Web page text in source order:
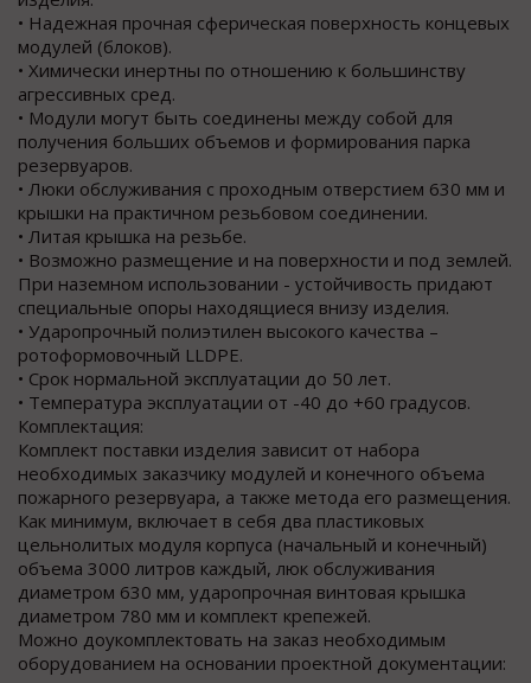
• Надежная прочная сферическая поверхность концевых
модулей (блоков).
• Химически инертны по отношению к большинству
агрессивных сред.
• Модули могут быть соединены между собой для
получения больших объемов и формирования парка
резервуаров.
• Люки обслуживания с проходным отверстием 630 мм и
крышки на практичном резьбовом соединении.
• Литая крышка на резьбе.
• Возможно размещение и на поверхности и под землей.
При наземном использовании - устойчивость придают
специальные опоры находящиеся внизу изделия.
• Ударопрочный полиэтилен высокого качества –
ротоформовочный LLDPE.
• Срок нормальной эксплуатации до 50 лет.
• Температура эксплуатации от -40 до +60 градусов.
Комплектация:
Комплект поставки изделия зависит от набора
необходимых заказчику модулей и конечного объема
пожарного резервуара, а также метода его размещения.
Как минимум, включает в себя два пластиковых
цельнолитых модуля корпуса (начальный и конечный)
объема 3000 литров каждый, люк обслуживания
диаметром 630 мм, ударопрочная винтовая крышка
диаметром 780 мм и комплект крепежей.
Можно доукомплектовать на заказ необходимым
оборудованием на основании проектной документации: